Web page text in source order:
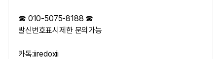
☎ 010-5075-8188 ☎
발신번호표시제한 문의가능
카톡:iiredoxii